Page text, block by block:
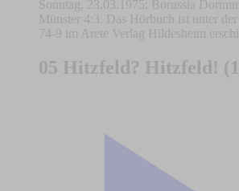
Sonntag, 23.03.1975: Borussia
Münster 4:3. Das Hörbuch ist unter
74-9 im Arete Verlag Hildesheim
05 Hitzfeld? Hitzfeld!